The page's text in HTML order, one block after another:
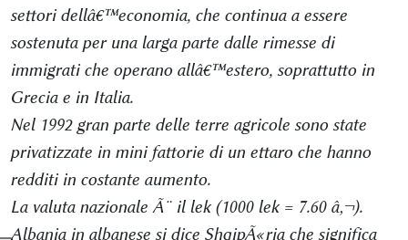
settori dellâ€™economia, che continua a essere
sostenuta per una larga parte dalle rimesse di
immigrati che operano allâ€™estero, soprattutto in
Grecia e in Italia.
Nel 1992 gran parte delle terre agricole sono state
privatizzate in mini fattorie di un ettaro che hanno
redditi in costante aumento.
La valuta nazionale Ã¨ il lek (1000 lek = 7.60 â‚¬).
Albania in albanese si dice ShqipÃ«ria che significa